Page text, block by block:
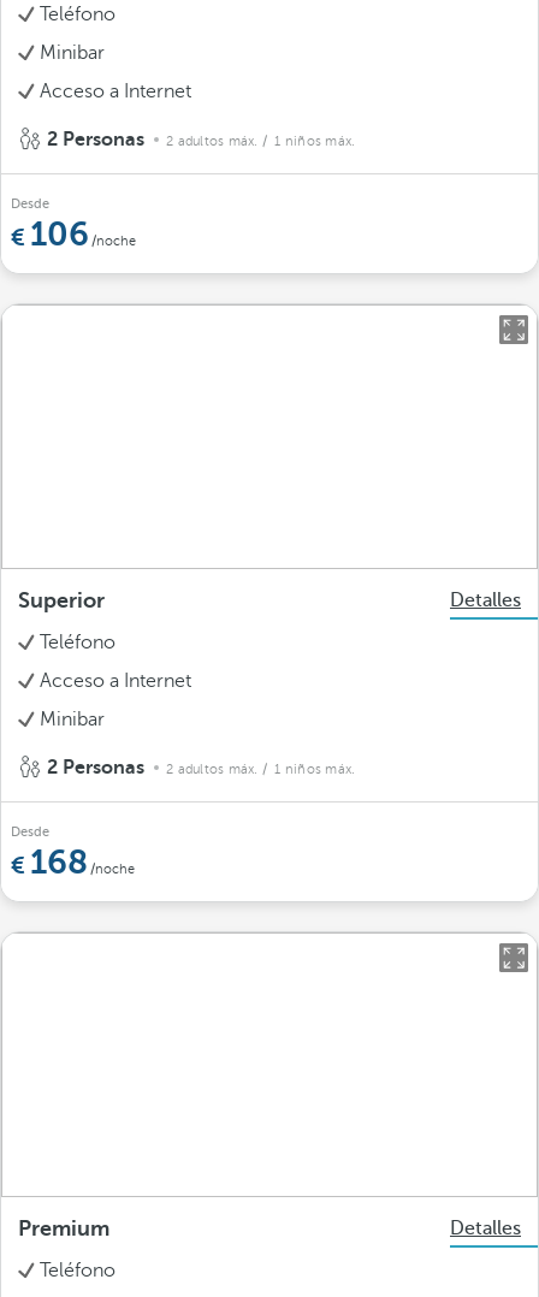
Teléfono
Minibar
Acceso a Internet
2 Personas 2 adultos máx. / 1 niños máx.
Desde
106 /noche
Superior
Detalles
Teléfono
Acceso a Internet
Minibar
2 Personas 2 adultos máx. / 1 niños máx.
Desde
168 /noche
Premium
Detalles
Teléfono